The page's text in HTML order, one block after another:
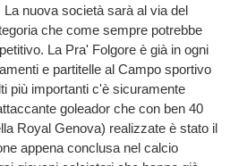
nuova società sarà al via del
che come sempre potrebbe
La Pra' Folgore è già in ogni
e partitelle al Campo sportivo
più importanti c'è sicuramente
goleador che con ben 40
Royal Genova) realizzate è stato il
appena conclusa nel calcio